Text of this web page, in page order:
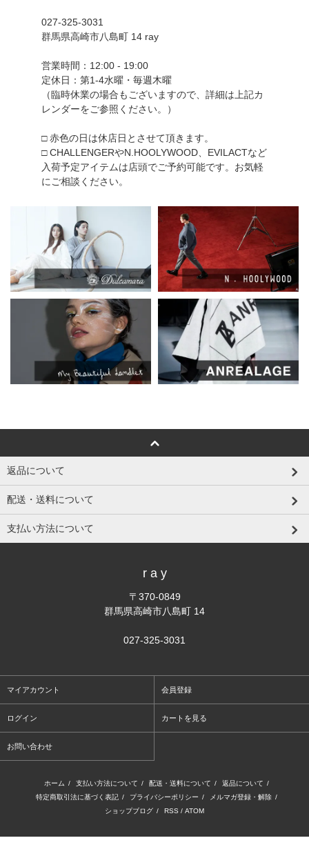
027-325-3031
群馬県高崎市八島町 14 ray
営業時間：12:00 - 19:00
定休日：第1-4水曜・毎週木曜
（臨時休業の場合もございますので、詳細は上記カ
レンダーをご参照ください。）
□ 赤色の日は休店日とさせて頂きます。
□ CHALLENGERやN.HOOLYWOOD、EVILACTなど
入荷予定アイテムは店頭でご予約可能です。お気軽
にご相談ください。
返品について
配送・送料について
支払い方法について
r a y
〒370-0849
群馬県高崎市八島町 14
027-325-3031
マイアカウント 会員登録
ログイン カートを見る
お問い合わせ
ホーム / 支払い方法について / 配送・送料について / 返品について /
特定商取引法に基づく表記 / プライバシーポリシー / メルマガ登録・解除 /
ショップブログ / RSS / ATOM